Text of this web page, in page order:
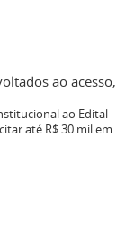
ao acesso,
ao Edital
até R$ 30 mil em